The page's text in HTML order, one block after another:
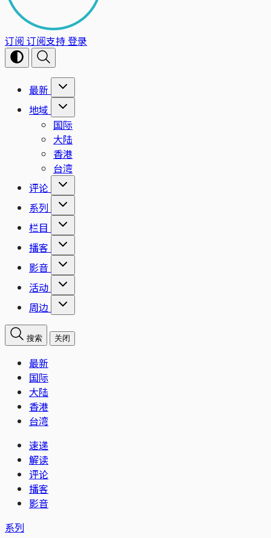
订阅 订阅支持登录
最新
地域
国际
大陆
香港
台湾
评论
系列
栏目
播客
影音
活动
周边
搜索 关闭
最新
国际
大陆
香港
台湾
速递
解读
评论
播客
影音
系列